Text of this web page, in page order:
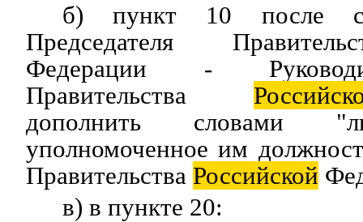
б) пункт 10 после
Председателя
Федерации -
Правительства
дополнить словами
уполномоченное им
Правительства Российской
в) в пункте 20: